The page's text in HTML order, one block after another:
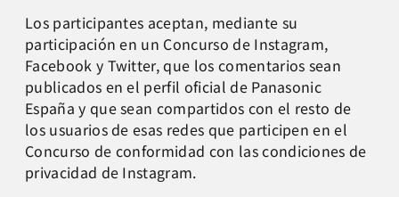
Los participantes aceptan, mediante su
participación en un Concurso de Instagram,
Facebook y Twitter, que los comentarios sean
publicados en el perfil oficial de Panasonic
España y que sean compartidos con el resto de
los usuarios de esas redes que participen en el
Concurso de conformidad con las condiciones de
privacidad de Instagram.